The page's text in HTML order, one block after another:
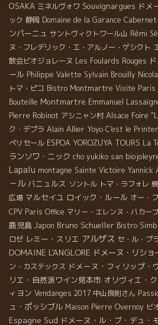
OSAKA ミネルヴォワ Souvignargues ドメ
ック 静岡 Domaine de la Garance
ンパーニュ サントヴィクトワール山 Rémi
ヌ・フレデリック・エ・アルノー・ゲシクト
飲会ビオジョレーヌ Les Foulards Rouges
ール Philippe Valette Sylvain Brouilly
トマ・ピコ Bistro Montmartre Visite Paris
Bouteille Montmartre Emmanuel
Pierre Robinot アシニャン村 Alsace Foire
ク・デプラ Alain Allier Yoyo C'est le
ぺリセール ESPOA YOROZUYA TOURS La
ランソワ・ニック cho yukiko san
Lapalu montagne Sainte Victoire Yannick
－ル バニュルス ソントル トマ・ラフォレ
広場 マルセイユ ロイック・ルール オー・
CPV Paris Office マリー・エレンヌ・バカー
鹿児島 Japon Bruno Schueller Bistro
ロゼ レミー・スリエ アルザス セ・ル・プ
DOMAINE L'ANGLORE ドメーヌ・リショ
ン・カステックス ドメーヌ・フィリップ・
リエ・自然派ワイン見本市 オリヴィエ・
ィヨン Vendanges 2017 中山良則さん
ュ・ポッシブル Maison Pierre Overnoy ビ
Espagne Sud ドメーヌ・ル・ブ・デュ・